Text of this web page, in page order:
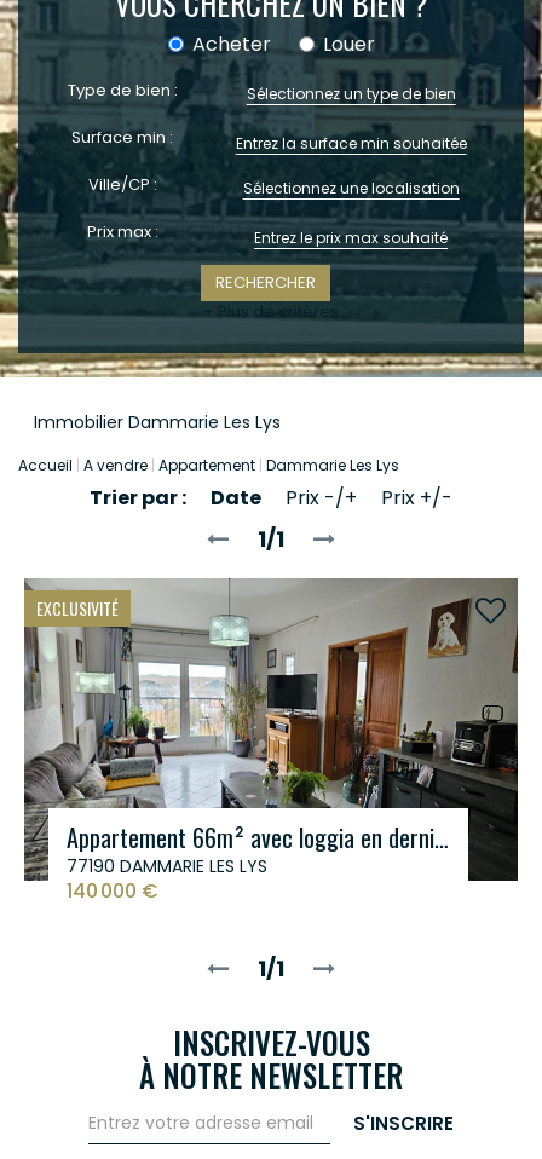
CONTACT
Acheter Louer
Type de bien : Sélectionnez un type de bien
Surface min :
Ville/CP : Sélectionnez une localisation
Prix max :
+ Plus de critères
Immobilier Dammarie Les Lys
Accueil A vendre Appartement Dammarie Les Lys
Trier par : Date Prix -/+ Prix +/-
1/1
EXCLUSIVITÉ
Appartement 66m² avec loggia en dernier étage - Dammarie les Lys
77190 DAMMARIE LES LYS
140 000 €
1/1
INSCRIVEZ-VOUS
À NOTRE NEWSLETTER
S'INSCRIRE